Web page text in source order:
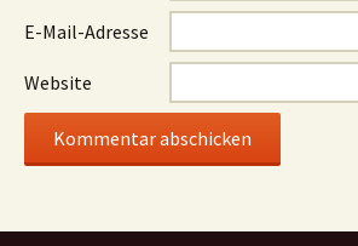
E-Mail-Adresse
Website